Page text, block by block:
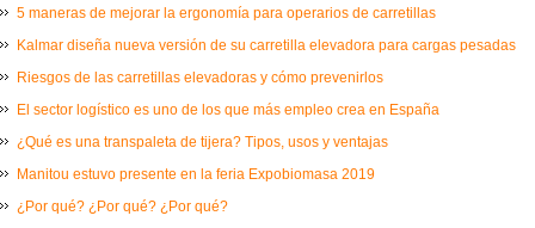
5 maneras de mejorar la ergonomía para operarios de carretillas
Kalmar diseña nueva versión de su carretilla elevadora para cargas pesadas
Riesgos de las carretillas elevadoras y cómo prevenirlos
El sector logístico es uno de los que más empleo crea en España
¿Qué es una transpaleta de tijera? Tipos, usos y ventajas
Manitou estuvo presente en la feria Expobiomasa 2019
¿Por qué? ¿Por qué? ¿Por qué?